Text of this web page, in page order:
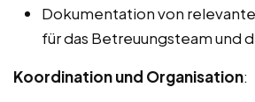
Dokumentation von
für das Betreuungsteam und
Koordination und Organisation: